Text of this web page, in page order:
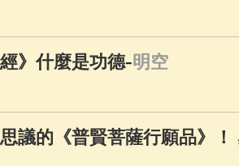
經》什麼是功德-明空
議的《普賢菩薩行願品》！